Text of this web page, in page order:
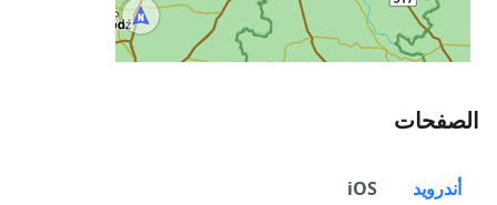
الصفحات
أندرويد iOS